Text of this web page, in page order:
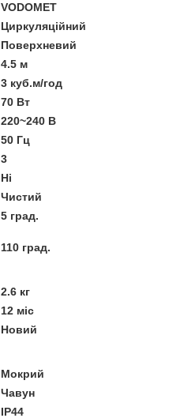
VODOMET
Циркуляційний
Поверхневий
4.5 м
3 куб.м/год
70 Вт
220~240 В
50 Гц
3
Ні
Чистий
5 град.
110 град.
2.6 кг
12 міс
Новий
Мокрий
Чавун
IP44